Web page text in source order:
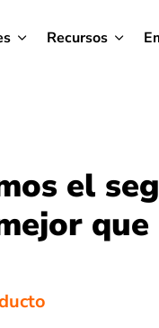
Recursos
el